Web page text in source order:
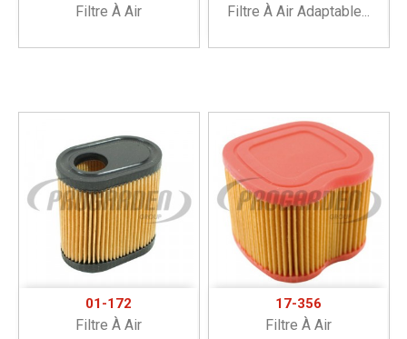
Filtre À Air Filtre À Air Adaptable...
01-172
Filtre À Air
17-356
Filtre À Air